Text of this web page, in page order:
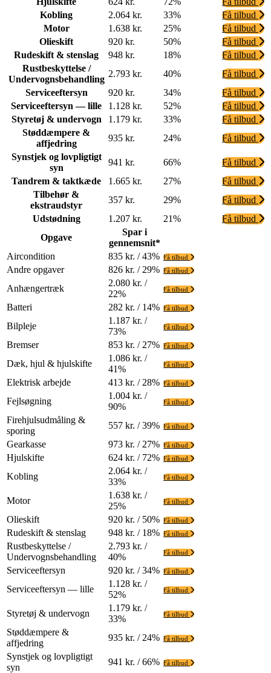
Kobling
2.064 kr. 33%
Få tilbud
Motor
1.638 kr. 25%
Få tilbud
Olieskift
920 kr. 50%
Få tilbud
Rudeskift & stenslag
948 kr. 18%
Få tilbud
Rustbeskyttelse /
Undervognsbehandling
2.793 kr. 40%
Få tilbud
Serviceeftersyn
920 kr. 34%
Få tilbud
Serviceeftersyn — lille
1.128 kr. 52%
Få tilbud
Styretøj & undervogn
1.179 kr. 33%
Få tilbud
Støddæmpere &
affjedring
935 kr. 24%
Få tilbud
Synstjek og lovpligtigt
syn
941 kr. 66%
Få tilbud
Tandrem & taktkæde
1.665 kr. 27%
Få tilbud
Tilbehør &
ekstraudstyr
357 kr. 29%
Få tilbud
Udstødning
1.207 kr. 21%
Få tilbud
Opgave
Spar i
gennemsnit*
Aircondition
835 kr. / 43% Få tilbud
Andre opgaver 826 kr. / 29% Få tilbud
Anhængertræk
2.080 kr. /
22%
Få tilbud
Batteri 282 kr. / 14% Få tilbud
Bilpleje
1.187 kr. /
73%
Få tilbud
Bremser 853 kr. / 27% Få tilbud
Dæk, hjul & hjulskifte
1.086 kr. /
41%
Få tilbud
Elektrisk arbejde 413 kr. / 28% Få tilbud
Fejlsøgning
1.004 kr. /
90%
Få tilbud
Firehjulsudmåling &
sporing
557 kr. / 39% Få tilbud
Gearkasse 973 kr. / 27% Få tilbud
Hjulskifte 624 kr. / 72% Få tilbud
Kobling
2.064 kr. /
33%
Få tilbud
Motor
1.638 kr. /
25%
Få tilbud
Olieskift 920 kr. / 50% Få tilbud
Rudeskift & stenslag 948 kr. / 18% Få tilbud
Rustbeskyttelse /
Undervognsbehandling
2.793 kr. /
40%
Få tilbud
Serviceeftersyn 920 kr. / 34% Få tilbud
Serviceeftersyn — lille
1.128 kr. /
52%
Få tilbud
Styretøj & undervogn
1.179 kr. /
33%
Få tilbud
Støddæmpere &
affjedring
935 kr. / 24% Få tilbud
Synstjek og lovpligtigt
syn
941 kr. / 66% Få tilbud